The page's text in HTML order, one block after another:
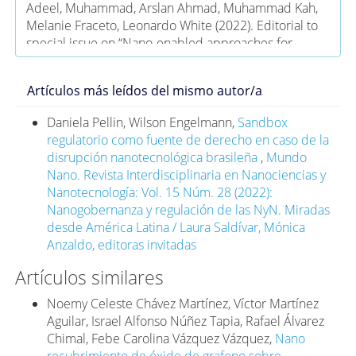
Adeel, Muhammad, Arslan Ahmad, Muhammad Kah,
Melanie Fraceto, Leonardo White (2022). Editorial to
special issue on “Nano-enabled approaches for
sustainable development of food and agricultural
https://doi.org/10.1016/j.impact.2022.100434
https://doi.org/10.1016/j.impact.2022.100434
Anderson, Anne J., Joan E. McLean, Astrid R. Jacobson,
David W. Britt. (2018). CuO and ZnO nanoparticles
modify interkingdom cell signaling processes relevant
to crop production. J Agric Food Chem., 66(26): 6513-
6524, julio 5.
https://doi.org/10.1021/acs.jafc.7b01302. DOI:
https://doi.org/10.1021/acs.jafc.7b01302
Astner, Anton F., Alexis B. Gillmore, Yingxue Yu,
Markus Flury, Jennifer M. DeBruyn, Sean M. Schaeffer,
Douglas G. Haye. (2023). Formation, behavior,
properties and impact of micro- and nanoplastics on
agricultural soil ecosystems (a review). NanoImpact.,
Artículos más leídos del mismo autor/a
Daniela Pellin, Wilson Engelmann, Sandbox
regulatorio como fuente de derecho en caso de la
disrupción nanotecnológica brasileña , Mundo
Nano. Revista Interdisciplinaria en Nanociencias y
Nanotecnología: Vol. 15 Núm. 28 (2022):
Nanogobernanza y regulación de las NyN. Miradas
desde América Latina / Laura Saldívar, Mónica
Anzaldo, editoras invitadas
Artículos similares
Noemy Celeste Chávez Martínez, Víctor Martínez
Aguilar, Israel Alfonso Núñez Tapia, Rafael Álvarez
Chimal, Febe Carolina Vázquez Vázquez, Nano